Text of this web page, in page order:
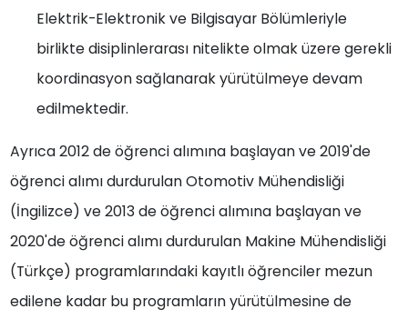
Elektrik-Elektronik ve Bilgisayar Bölümleriyle
birlikte disiplinlerarası nitelikte olmak üzere gerekli
koordinasyon sağlanarak yürütülmeye devam
edilmektedir.
Ayrıca 2012 de öğrenci alımına başlayan ve 2019'de
öğrenci alımı durdurulan Otomotiv Mühendisliği
(İngilizce) ve 2013 de öğrenci alımına başlayan ve
2020'de öğrenci alımı durdurulan Makine Mühendisliği
(Türkçe) programlarındaki kayıtlı öğrenciler mezun
edilene kadar bu programların yürütülmesine de